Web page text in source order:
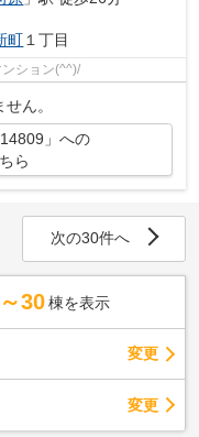
町 １丁目
ション(^^)/
ん。
」への
ら
次の30件へ
30 棟を表示
変更
変更